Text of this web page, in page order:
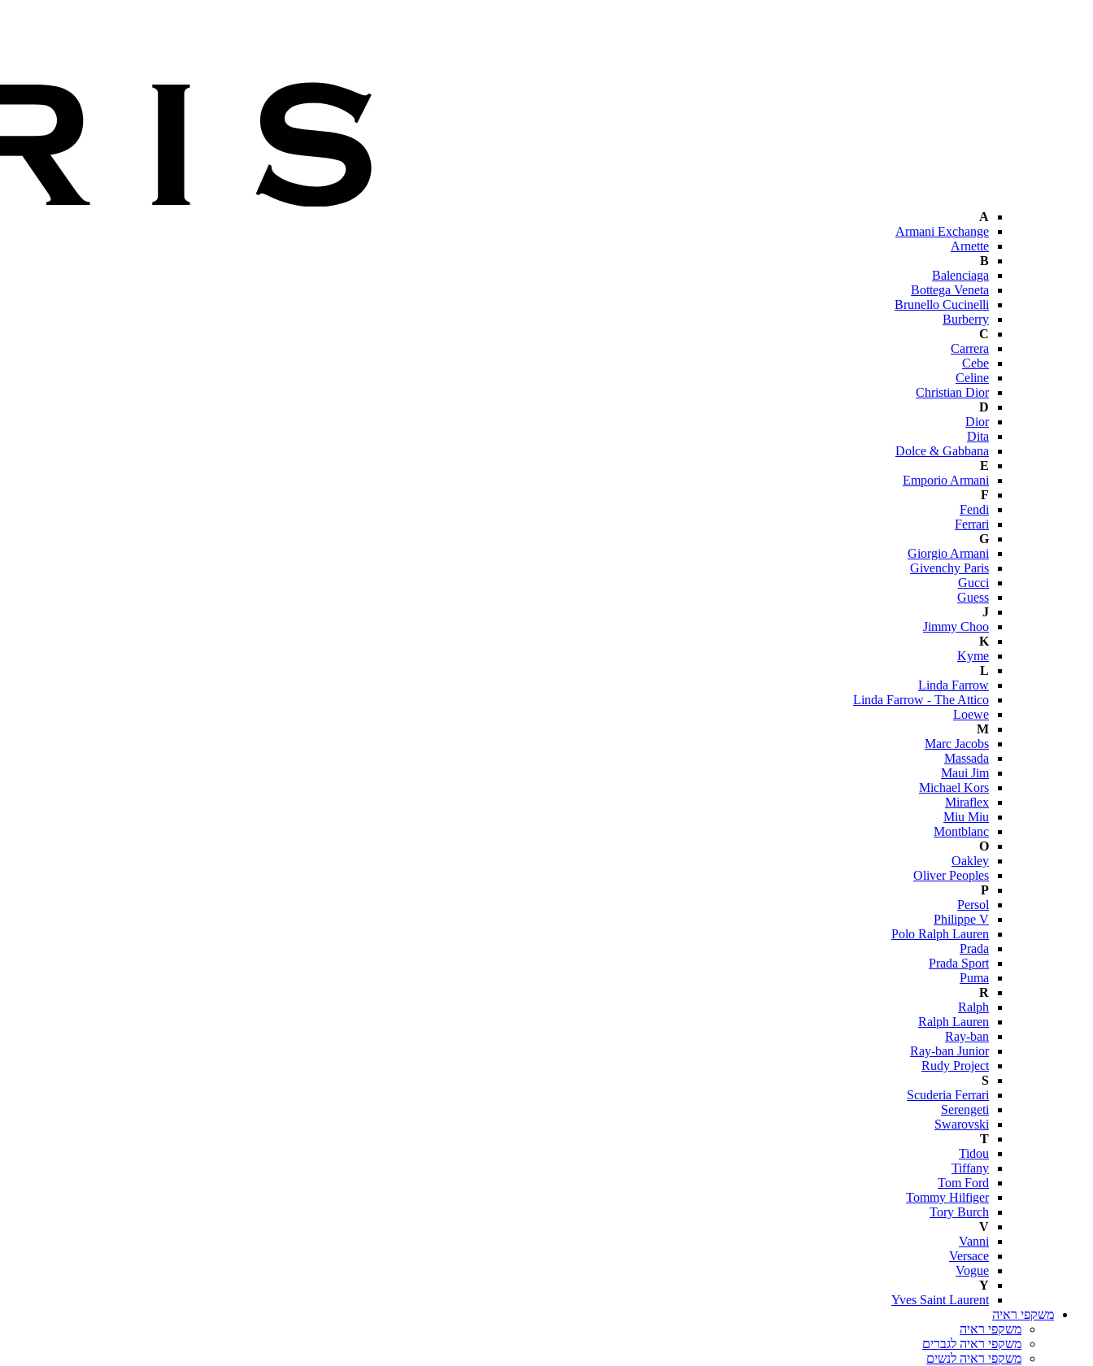
A
Armani Exchange
Arnette
B
Balenciaga
Bottega Veneta
Brunello Cucinelli
Burberry
C
Carrera
Cebe
Celine
Christian Dior
D
Dior
Dita
Dolce & Gabbana
E
Emporio Armani
F
Fendi
Ferrari
G
Giorgio Armani
Givenchy Paris
Gucci
Guess
J
Jimmy Choo
K
Kyme
L
Linda Farrow
Linda Farrow - The Attico
Loewe
M
Marc Jacobs
Massada
Maui Jim
Michael Kors
Miraflex
Miu Miu
Montblanc
O
Oakley
Oliver Peoples
P
Persol
Philippe V
Polo Ralph Lauren
Prada
Prada Sport
Puma
R
Ralph
Ralph Lauren
Ray-ban
Ray-ban Junior
Rudy Project
S
Scuderia Ferrari
Serengeti
Swarovski
T
Tidou
Tiffany
Tom Ford
Tommy Hilfiger
Tory Burch
V
Vanni
Versace
Vogue
Y
Yves Saint Laurent
משקפי ראיה
משקפי ראיה
משקפי ראיה לגברים
משקפי ראיה לנשים